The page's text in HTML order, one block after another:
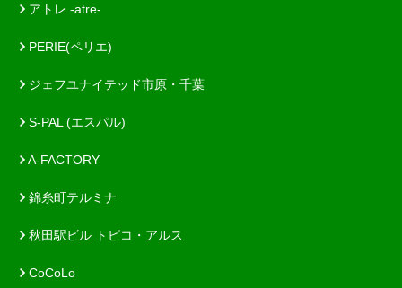
アトレ -atre-
PERIE(ペリエ)
ジェフユナイテッド市原・千葉
S-PAL (エスパル)
A-FACTORY
錦糸町テルミナ
秋田駅ビル トピコ・アルス
CoCoLo